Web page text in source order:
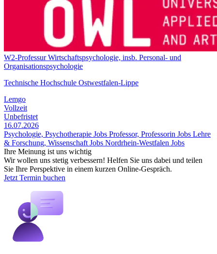
W2-Professur Wirtschaftspsychologie, insb. Personal- und
Organisationspsychologie
Technische Hochschule Ostwestfalen-Lippe
Lemgo
Vollzeit
Unbefristet
16.07.2026
Psychologie, Psychotherapie Jobs Professor, Professorin Jobs Lehre
& Forschung, Wissenschaft Jobs Nordrhein-Westfalen Jobs
Ihre Meinung ist uns wichtig
Wir wollen uns stetig verbessern! Helfen Sie uns dabei und teilen
Sie Ihre Perspektive in einem kurzen Online-Gespräch.
Jetzt Termin buchen